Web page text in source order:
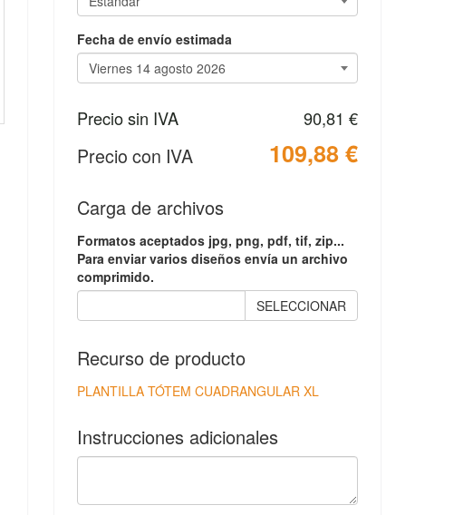
Fecha de envío estimada
Precio sin IVA 90,81 €
Precio con IVA 109,88 €
Carga de archivos
Formatos aceptados jpg, png, pdf, tif, zip...
Para enviar varios diseños envía un archivo
comprimido.
SELECCIONAR
Recurso de producto
PLANTILLA TÓTEM CUADRANGULAR XL
Instrucciones adicionales